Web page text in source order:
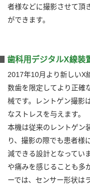
者様などに撮影させて頂
ができます。
歯科用デジタルX線装
2017年10月より新しいX
数歯を限定してより正確
械です。レントゲン撮影
なストレスを与えます。
本機は従来のレントゲン
り、撮影の際でも患者様
減できる設計となってい
や痛みを感じることも多
ーでは、センサー形状は